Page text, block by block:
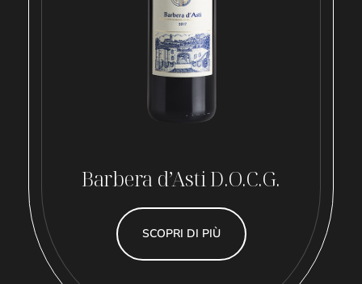
Barbera d’Asti D.O.C.G.
SCOPRI DI PIÙ